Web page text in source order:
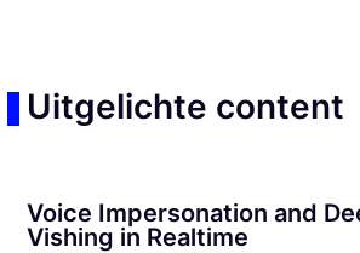
Uitgelichte content
Voice Impersonation and
Vishing in Realtime